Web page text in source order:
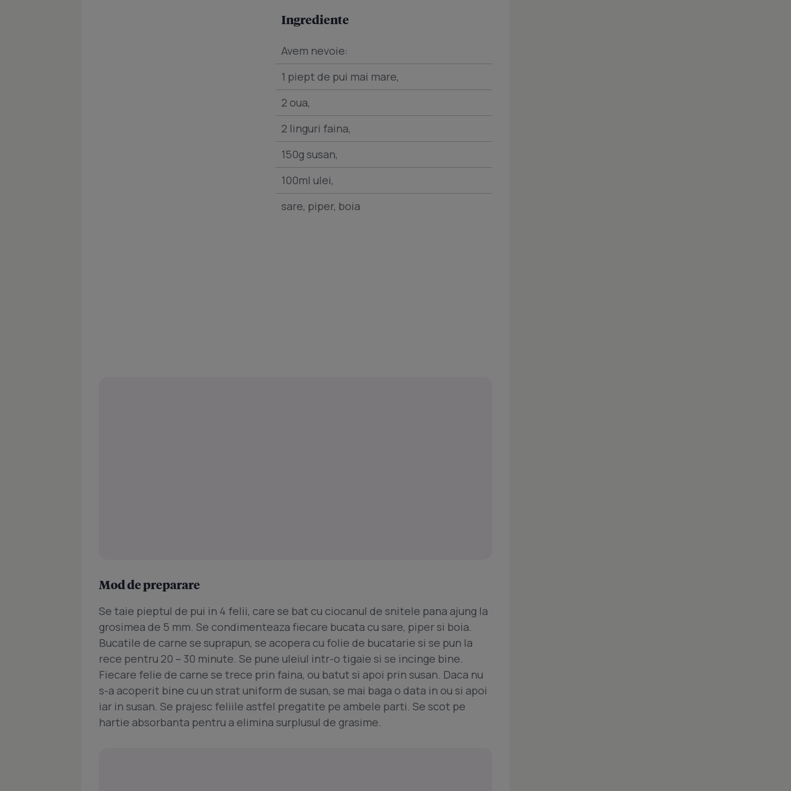
Ingrediente
Avem nevoie:
1 piept de pui mai mare,
2 oua,
2 linguri faina,
150g susan,
100ml ulei,
sare, piper, boia
Mod de preparare
Se taie pieptul de pui in 4 felii, care se bat cu ciocanul de snitele pana ajung la
grosimea de 5 mm. Se condimenteaza fiecare bucata cu sare, piper si boia.
Bucatile de carne se suprapun, se acopera cu folie de bucatarie si se pun la
rece pentru 20 – 30 minute. Se pune uleiul intr-o tigaie si se incinge bine.
Fiecare felie de carne se trece prin faina, ou batut si apoi prin susan. Daca nu
s-a acoperit bine cu un strat uniform de susan, se mai baga o data in ou si apoi
iar in susan. Se prajesc feliile astfel pregatite pe ambele parti. Se scot pe
hartie absorbanta pentru a elimina surplusul de grasime.